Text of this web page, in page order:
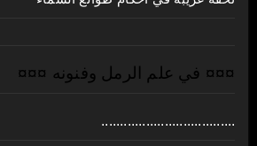
¤¤¤ في علم الرمل وفنونه ¤¤¤
....................................